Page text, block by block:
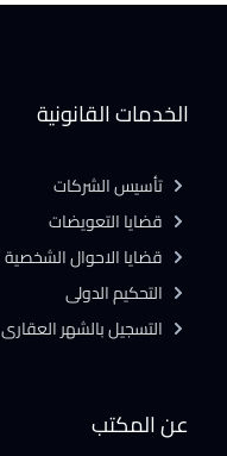
عن المكتب
الخدمات القانونية
تأسيس الشركات
قضايا التعويضات
قضايا الاحوال الشخصية
التحكيم الدولى
التسجيل بالشهر العقارى